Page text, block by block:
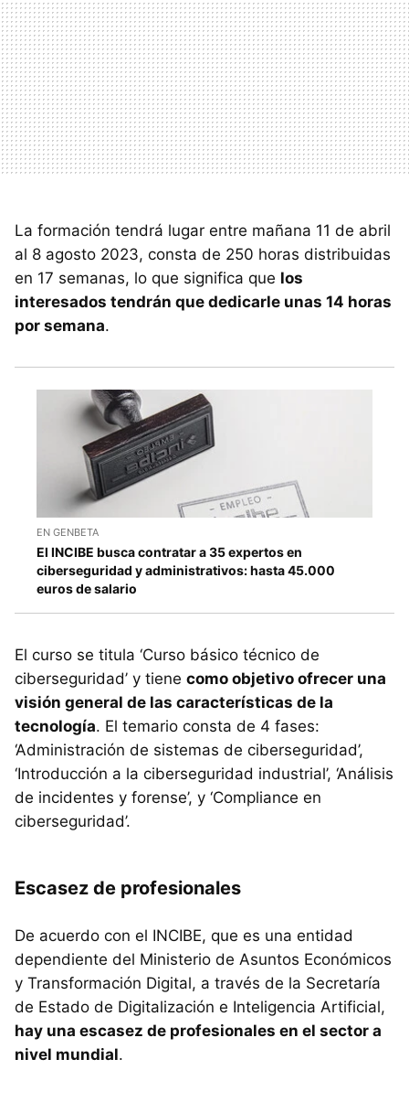
La formación tendrá lugar entre mañana 11 de abril
al 8 agosto 2023, consta de 250 horas distribuidas
en 17 semanas, lo que significa que los
interesados tendrán que dedicarle unas 14 horas
por semana.
EN GENBETA
El INCIBE busca contratar a 35 expertos en
ciberseguridad y administrativos: hasta 45.000
euros de salario
El curso se titula ‘Curso básico técnico de
ciberseguridad’ y tiene como objetivo ofrecer una
visión general de las características de la
tecnología. El temario consta de 4 fases:
‘Administración de sistemas de ciberseguridad’,
‘Introducción a la ciberseguridad industrial’, ‘Análisis
de incidentes y forense’, y ‘Compliance en
ciberseguridad’.
Escasez de profesionales
De acuerdo con el INCIBE, que es una entidad
dependiente del Ministerio de Asuntos Económicos
y Transformación Digital, a través de la Secretaría
de Estado de Digitalización e Inteligencia Artificial,
hay una escasez de profesionales en el sector a
nivel mundial.